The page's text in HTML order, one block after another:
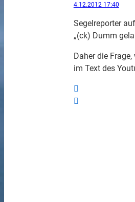
4.12.2012 17:40
Segelreporter
„(ck) Dumm
Daher die
im Text des